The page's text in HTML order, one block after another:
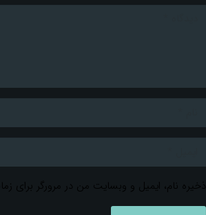
ذخیره نام، ایمیل و وبسایت من در مرورگر برای